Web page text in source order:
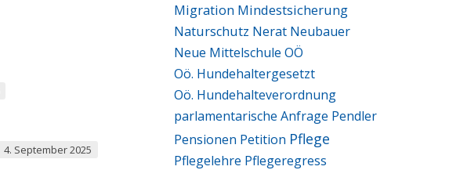
4. September 2025
Migration Mindestsicherung
Naturschutz Nerat Neubauer
Neue Mittelschule OÖ
Oö. Hundehaltergesetzt
Oö. Hundehalteverordnung
parlamentarische Anfrage Pendler
Pensionen Petition Pflege
Pflegelehre Pflegeregress